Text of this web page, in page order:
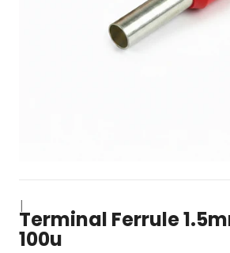
|
Terminal Ferrule
100u